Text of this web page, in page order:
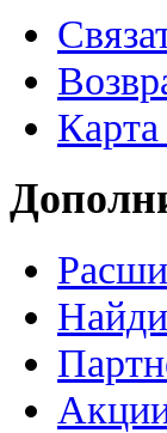
Карта